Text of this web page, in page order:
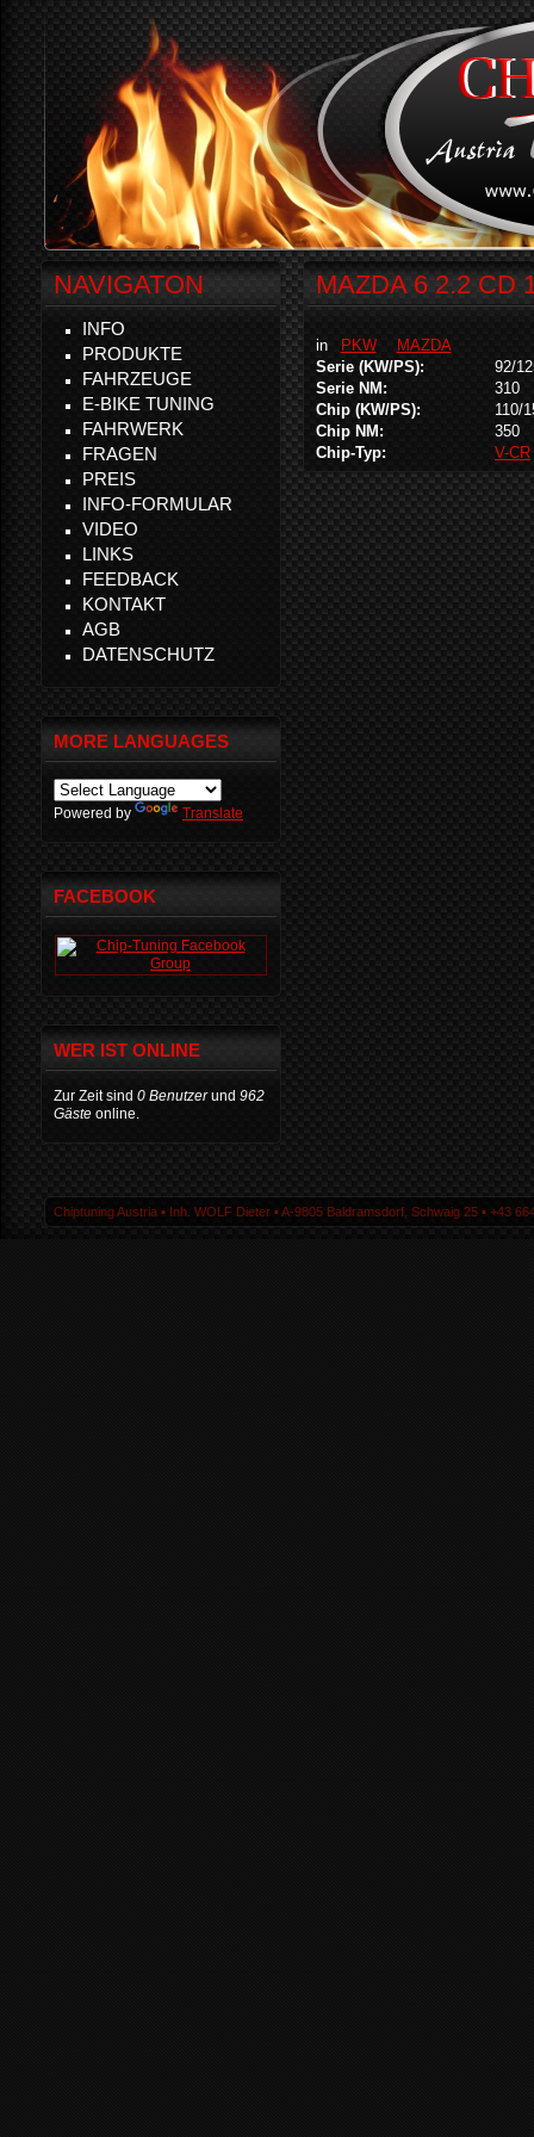
MAZDA 6 2.2 CD
in PKW
MAZDA
Serie (KW/PS):
92/
Serie NM:
310
Chip (KW/PS):
110/
Chip NM:
350
Chip-Typ:
V-CR
NAVIGATON
INFO
PRODUKTE
FAHRZEUGE
E-BIKE TUNING
FAHRWERK
FRAGEN
PREIS
INFO-FORMULAR
VIDEO
LINKS
FEEDBACK
KONTAKT
AGB
DATENSCHUTZ
MORE LANGUAGES
Powered by Translate
FACEBOOK
WER IST ONLINE
Zur Zeit sind 0 Benutzerund 962
Gäste online.
Chiptuning Austria ▪ Inh. WOLF Dieter ▪ A-9805 Baldramsdorf, Schwaig 25 ▪ +43